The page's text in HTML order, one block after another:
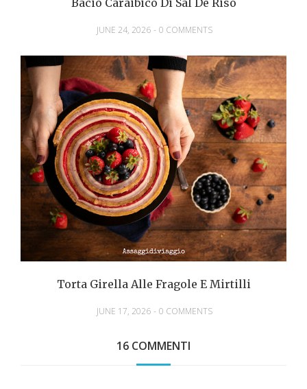
Bacio Caraibico Di Sal De Riso
JUNE 24, 2026 - 0 COMMENTS
Torta Girella Alle Fragole E Mirtilli
JUNE 17, 2026 - 0 COMMENTS
16 COMMENTI